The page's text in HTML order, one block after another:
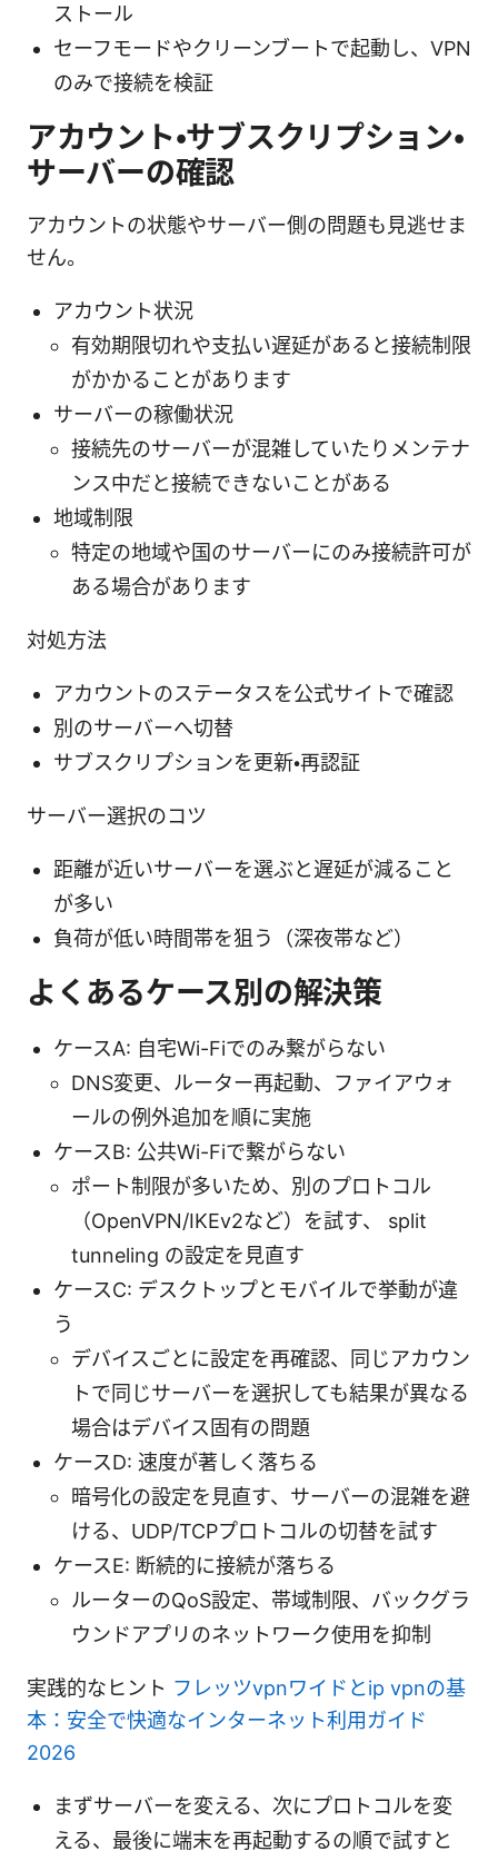
ストール
セーフモードやクリーンブートで起動し、VPN
のみで接続を検証
アカウント・サブスクリプション・
サーバーの確認
アカウントの状態やサーバー側の問題も見逃せま
せん。
アカウント状況
有効期限切れや支払い遅延があると接続制限
がかかることがあります
サーバーの稼働状況
接続先のサーバーが混雑していたりメンテナ
ンス中だと接続できないことがある
地域制限
特定の地域や国のサーバーにのみ接続許可が
ある場合があります
対処方法
アカウントのステータスを公式サイトで確認
別のサーバーへ切替
サブスクリプションを更新・再認証
サーバー選択のコツ
距離が近いサーバーを選ぶと遅延が減ること
が多い
負荷が低い時間帯を狙う（深夜帯など）
よくあるケース別の解決策
ケースA: 自宅Wi-Fiでのみ繋がらない
DNS変更、ルーター再起動、ファイアウォ
ールの例外追加を順に実施
ケースB: 公共Wi-Fiで繋がらない
ポート制限が多いため、別のプロトコル
（OpenVPN/IKEv2など）を試す、 split
tunneling の設定を見直す
ケースC: デスクトップとモバイルで挙動が違
う
デバイスごとに設定を再確認、同じアカウン
トで同じサーバーを選択しても結果が異なる
場合はデバイス固有の問題
ケースD: 速度が著しく落ちる
暗号化の設定を見直す、サーバーの混雑を避
ける、UDP/TCPプロトコルの切替を試す
ケースE: 断続的に接続が落ちる
ルーターのQoS設定、帯域制限、バックグラ
ウンドアプリのネットワーク使用を抑制
実践的なヒント フレッツvpnワイドとip vpnの基
本：安全で快適なインターネット利用ガイド
2026
まずサーバーを変える、次にプロトコルを変
える、最後に端末を再起動するの順で試すと